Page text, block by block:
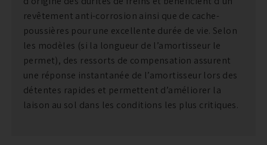
revêtement anti-corrosion ainsi que de cache-
poussières pour une excellente durée de vie. Selon
les modèles (si la longueur de l’amortisseur le
permet), des ressorts de compensation assurent
une réponse instantanée de l’amortisseur lors des
détentes rapides et permettent d’améliorer la
laison au sol dans les conditions les plus critiques.